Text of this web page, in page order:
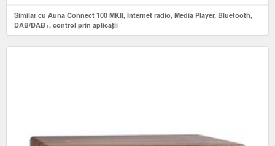
Similar cu Auna Connect 100 MKII, Internet radio, Media Player, Bluetooth,
DAB/DAB+, control prin aplicații